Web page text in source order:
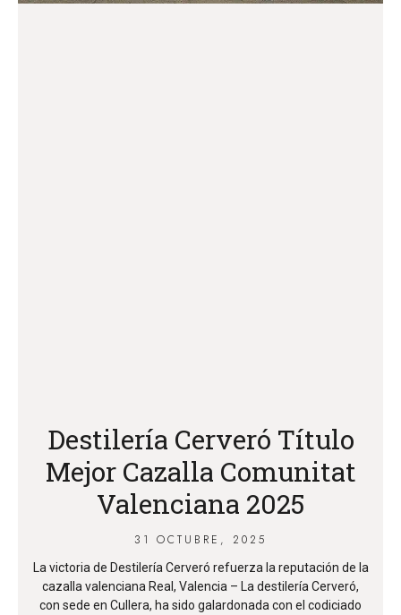
Destilería Cerveró Título
Mejor Cazalla Comunitat
Valenciana 2025
31 OCTUBRE, 2025
La victoria de Destilería Cerveró refuerza la reputación de la
cazalla valenciana Real, Valencia – La destilería Cerveró,
con sede en Cullera, ha sido galardonada con el codiciado